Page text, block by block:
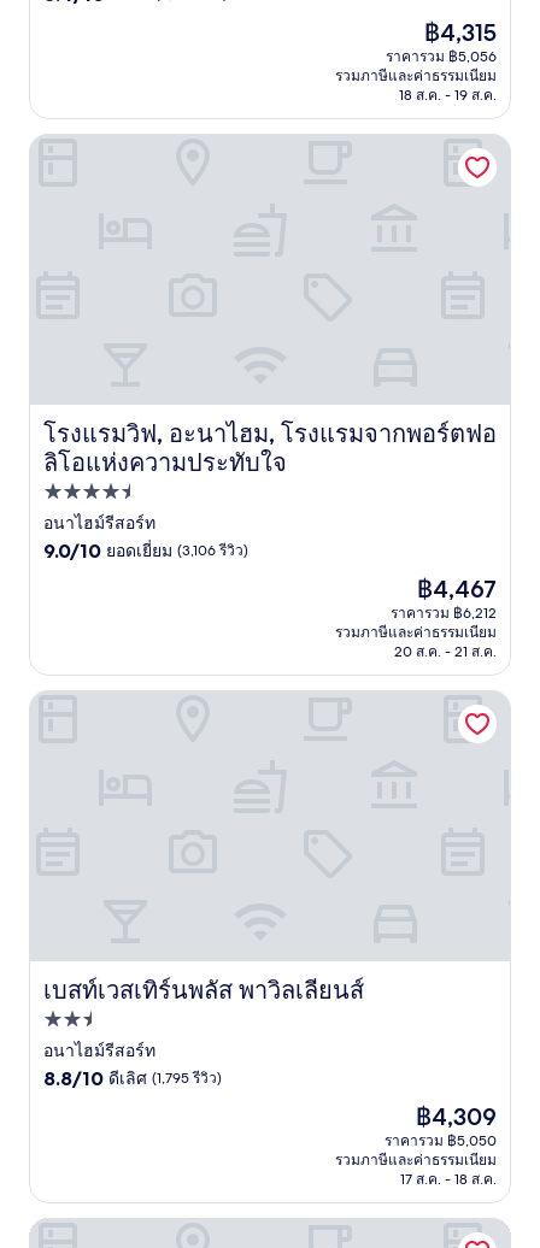
รีวิว)
ราคา
ปัจจุบัน
คือ
฿4,315
฿4,315
ราคารวม ฿5,056
รวมภาษีและค่าธรรมเนียม
18 ส.ค. - 19 ส.ค.
โรงแรมวิฟ, อะนาไฮม, โรงแรมจากพอร์ตฟอ
ลิโอแห่งความประทับใจ
โรงแรมวิฟ, อะนาไฮม, โรงแรมจากพอร์ตฟอลิโอแห่งความ
ที่พัก
4.5
ดาว
อนาไฮม์รีสอร์ท
9.0
รีวิว)
9.0/10 ยอดเยี่ยม (3,106 รีวิว)
ราคา
ปัจจุบัน
คือ
฿4,467
฿4,467
ราคารวม ฿6,212
รวมภาษีและค่าธรรมเนียม
20 ส.ค. - 21 ส.ค.
โรงแรมวิฟ, อะนาไฮม, โรงแรมจากพอร์ตฟอลิโอแห่งความป
เบสท์เวสเทิร์นพลัส พาวิลเลียนส์
เบสท์เวสเทิร์นพลัส พาวิลเลียนส์
ที่พัก
2.5
ดาว
อนาไฮม์รีสอร์ท
8.8
รีวิว)
8.8/10 ดีเลิศ (1,795 รีวิว)
ราคา
ปัจจุบัน
คือ
฿4,309
฿4,309
ราคารวม ฿5,050
รวมภาษีและค่าธรรมเนียม
17 ส.ค. - 18 ส.ค.
เบสท์เวสเทิร์นพลัส พาวิลเลียนส์
ซันโคสต์ พาร์ค โฮเทล อนาไฮม์ รีสอร์ท, แทปเพสทรี บาย ฮิล